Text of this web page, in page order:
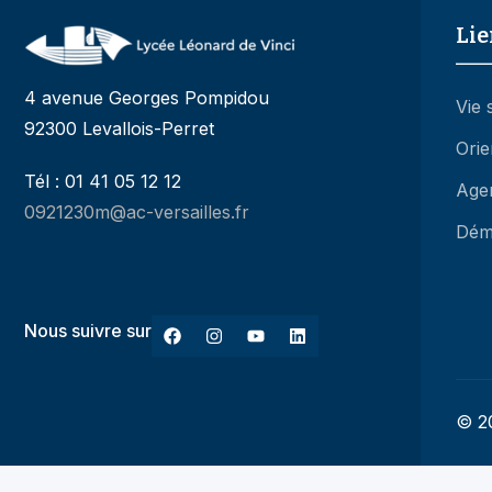
4 avenue Georges Pompidou
92300 Levallois-Perret
Tél : 01 41 05 12 12
0921230m@ac-versailles.fr
Vie